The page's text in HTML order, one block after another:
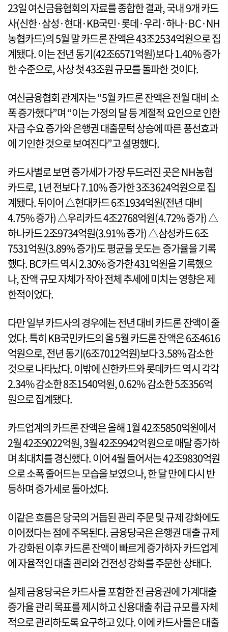
23일 여신금융협회의 자료를 종합한 결과, 국내 9개 카드
사(신한·삼성·현대·KB국민·롯데·우리·하나·BC·NH
농협카드)의 5월 말 카드론 잔액은 43조2534억원으로 집
계됐다. 이는 전년 동기(42조6571억원)보다 1.40% 증가
한 수준으로, 사상 첫 43조원 규모를 돌파한 것이다.
여신금융협회 관계자는 “5월 카드론 잔액은 전월 대비 소
폭 증가했다”며 “이는 가정의 달 등 계절적 요인으로 인한
자금 수요 증가와 은행권 대출문턱 상승에 따른 풍선효과
에 기인한 것으로 보여진다”고 설명했다.
카드사별로 보면 증가세가 가장 두드러진 곳은 NH농협
카드로, 1년 전보다 7.10% 증가한 3조3624억원으로 집
계됐다. 뒤이어 △현대카드 6조1934억원(전년 대비
4.75% 증가) △우리카드 4조2768억원(4.72% 증가) △
하나카드 2조9734억원(3.91% 증가) △삼성카드 6조
7531억원(3.89% 증가)도 평균을 웃도는 증가율을 기록
했다. BC카드 역시 2.30% 증가한 431억원을 기록했으
나, 잔액 규모 자체가 작아 전체 추세에 미치는 영향은 제
한적이었다.
다만 일부 카드사의 경우에는 전년 대비 카드론 잔액이 줄
었다. 특히 KB국민카드의 올 5월 카드론 잔액은 6조4616
억원으로, 전년 동기(6조7012억원)보다 3.58% 감소한
것으로 나타났다. 이밖에 신한카드와 롯데카드 역시 각각
2.34% 감소한 8조1540억원, 0.62% 감소한 5조356억
원으로 집계됐다.
카드업계의 카드론 잔액은 올해 1월 42조5850억원에서
2월 42조9022억원, 3월 42조9942억원으로 매달 증가하
며 최대치를 경신했다. 이어 4월 들어서는 42조9830억원
으로 소폭 줄어드는 모습을 보였으나, 한 달 만에 다시 반
등하며 증가세로 돌아섰다.
이같은 흐름은 당국의 거듭된 관리 주문 및 규제 강화에도
이어졌다는 점에 주목된다. 금융당국은 은행권 대출 규제
가 강화된 이후 카드론 잔액이 빠르게 증가하자 카드업계
에 자율적인 대출 관리와 건전성 강화를 주문한 상태다.
실제 금융당국은 카드사를 포함한 전 금융권에 가계대출
증가율 관리 목표를 제시하고 신용대출 취급 규모를 자체
적으로 관리하도록 요구하고 있다. 이에 카드사들은 대출